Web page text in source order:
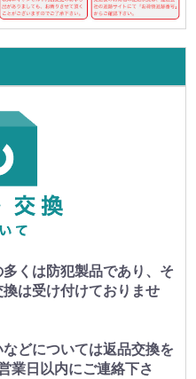
くは防犯製品であり、そ
は受け付けておりませ
どについては返品交換を
業日以内にご連絡下さ